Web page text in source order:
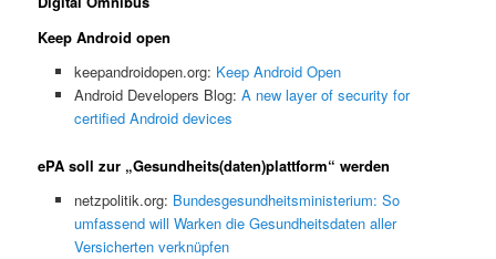
Keep Android open
keepandroidopen.org: Keep Android Open
Android Developers Blog: A new layer of security for
certified Android devices
ePA soll zur „Gesundheits(daten)plattform“ werden
netzpolitik.org: Bundesgesundheitsministerium: So
umfassend will Warken die Gesundheitsdaten aller
Versicherten verknüpfen